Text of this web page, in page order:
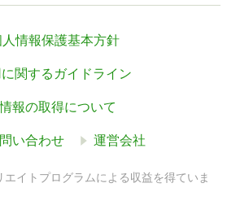
人情報保護基本方針
関するガイドライン
報の取得について
い合わせ 運営会社
イトプログラムによる収益を得ていま